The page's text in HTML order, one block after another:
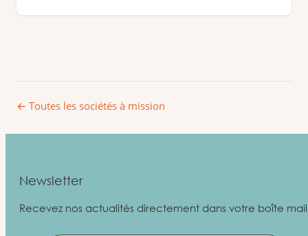
← Toutes les sociétés à mission
Newsletter
Recevez nos actualités directement dans votre boîte mail